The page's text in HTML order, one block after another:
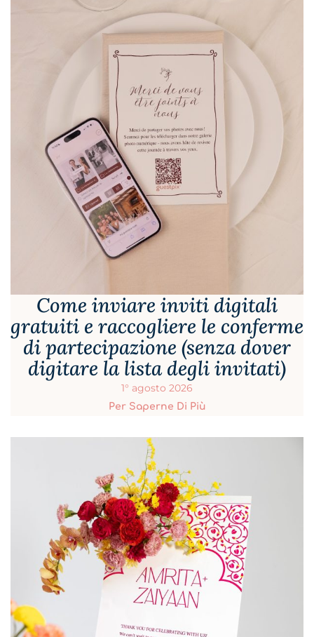
Come inviare inviti digitali
gratuiti e raccogliere le conferme
di partecipazione (senza dover
digitare la lista degli invitati)
1° agosto 2026
Per Saperne Di Più